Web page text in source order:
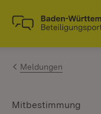
Zum Inhalt
Link zur Startseite
Meldungen
Mitbestimmung